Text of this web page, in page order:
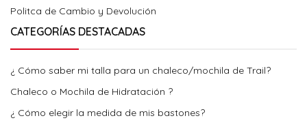
Politca de Cambio y Devolución
CATEGORÍAS DESTACADAS
¿ Cómo saber mi talla para un chaleco/mochila de Trail?
Chaleco o Mochila de Hidratación ?
¿ Cómo elegir la medida de mis bastones?